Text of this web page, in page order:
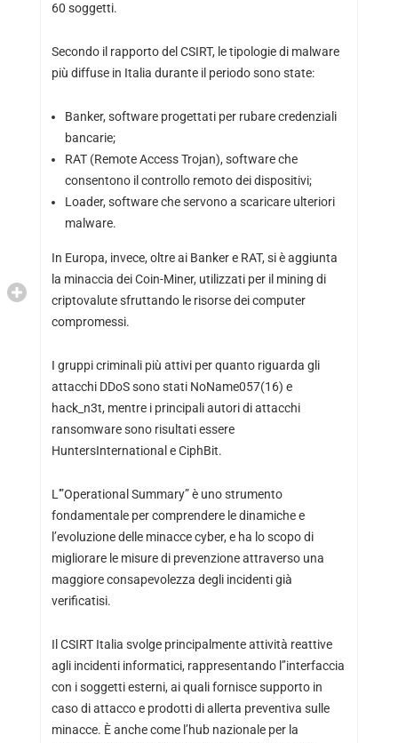
60 soggetti.
Secondo il rapporto del CSIRT, le tipologie di malware
più diffuse in Italia durante il periodo sono state:
Banker, software progettati per rubare credenziali
bancarie;
RAT (Remote Access Trojan), software che
consentono il controllo remoto dei dispositivi;
Loader, software che servono a scaricare ulteriori
malware.
In Europa, invece, oltre ai Banker e RAT, si è aggiunta
la minaccia dei Coin-Miner, utilizzati per il mining di
criptovalute sfruttando le risorse dei computer
compromessi.
I gruppi criminali più attivi per quanto riguarda gli
attacchi DDoS sono stati NoName057(16) e
hack_n3t, mentre i principali autori di attacchi
ransomware sono risultati essere
HuntersInternational e CiphBit.
L'”Operational Summary” è uno strumento
fondamentale per comprendere le dinamiche e
l’evoluzione delle minacce cyber, e ha lo scopo di
migliorare le misure di prevenzione attraverso una
maggiore consapevolezza degli incidenti già
verificatisi.
Il CSIRT Italia svolge principalmente attività reattive
agli incidenti informatici, rappresentando l’’interfaccia
con i soggetti esterni, ai quali fornisce supporto in
caso di attacco e prodotti di allerta preventiva sulle
minacce. È anche come l’hub nazionale per la